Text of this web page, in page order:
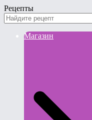
Рецепты
Магазин